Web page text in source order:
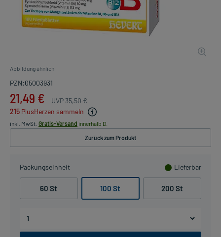
Abbildung ähnlich
PZN:05003931
21,49 € UVP35,50 €
215 PlusHerzen sammeln
inkl. MwSt. Gratis-Versand innerhalb D.
Zurück zum Produkt
Packungseinheit Lieferbar
60 St 100 St 200 St